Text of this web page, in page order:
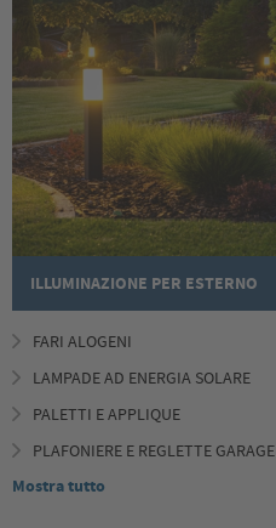
ILLUMINAZIONE PER ESTERNO
FARI ALOGENI
LAMPADE AD ENERGIA SOLARE
PALETTI E APPLIQUE
PLAFONIERE E REGLETTE GARAGE
Mostra tutto